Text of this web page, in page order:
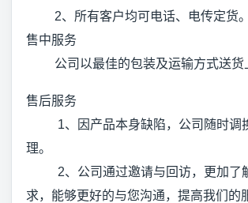
2、所有客户均可电话、电传定货。
售中服务
公司以最佳的包装及运输方式送货
售后服务
1、因产品本身缺陷，公司随时调
理。
2、公司通过邀请与回访，更加了
求，能够更好的与您沟通，提高我们的